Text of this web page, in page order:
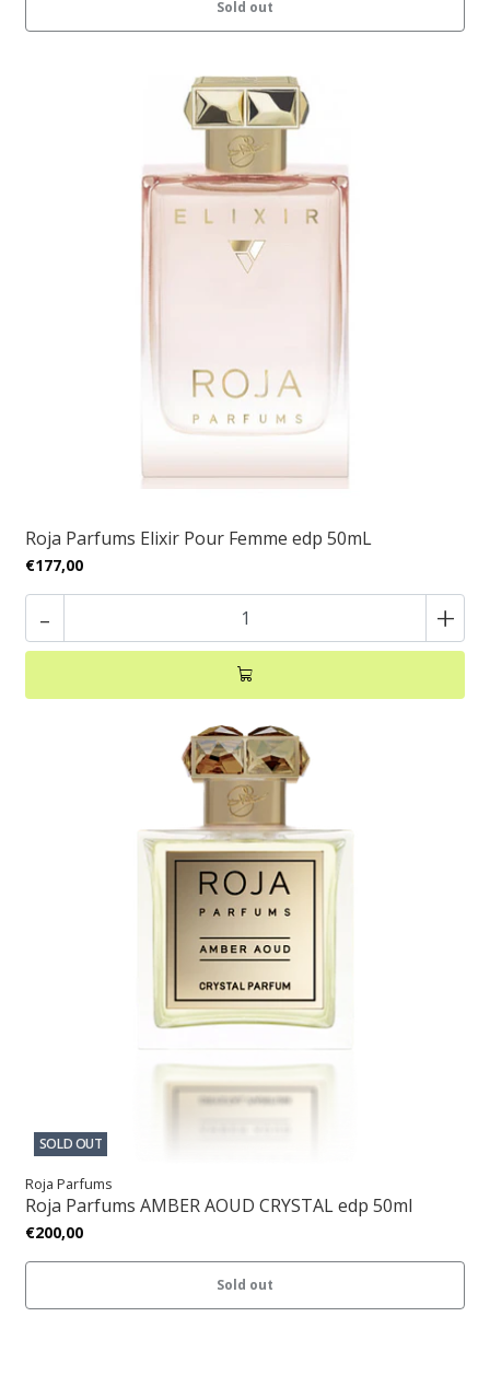
Sold out
Roja Parfums Elixir Pour Femme edp 50mL
€177,00
- +
SOLD OUT
Roja Parfums
Roja Parfums AMBER AOUD CRYSTAL edp 50ml
€200,00
Sold out